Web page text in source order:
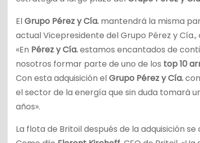
ElGrupo Pérez y Cía. mantendrá la misma
actual Vicepresidente del Grupo Pérez y
«En Pérez y Cía.estamos encantados de
nosotros formar parte de uno de los top 10
Con esta adquisición elGrupo Pérez y Cía.
el sector de la energía que sin duda tomará
años».
La flota de Britoil después de la adquisición